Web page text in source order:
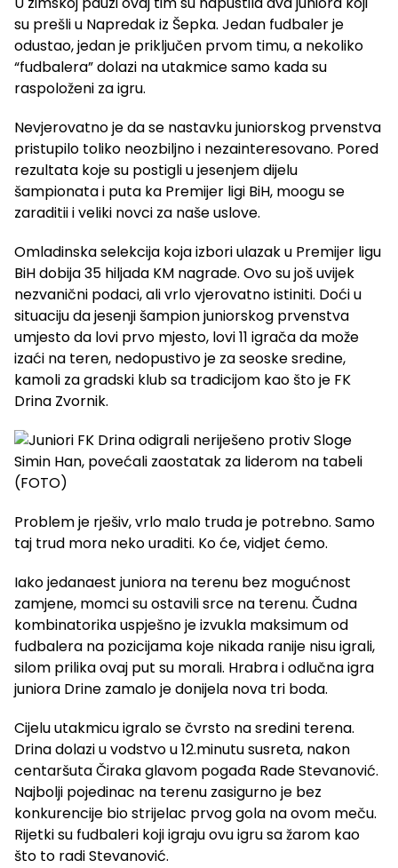
su prešli u Napredak iz Šepka. Jedan fudbaler je
odustao, jedan je priključen prvom timu, a nekoliko
“fudbalera” dolazi na utakmice samo kada su
raspoloženi za igru.
Nevjerovatno je da se nastavku juniorskog prvenstva
pristupilo toliko neozbiljno i nezainteresovano. Pored
rezultata koje su postigli u jesenjem dijelu
šampionata i puta ka Premijer ligi BiH, moogu se
zaraditii i veliki novci za naše uslove.
Omladinska selekcija koja izbori ulazak u Premijer ligu
BiH dobija 35 hiljada KM nagrade. Ovo su još uvijek
nezvanični podaci, ali vrlo vjerovatno istiniti. Doći u
situaciju da jesenji šampion juniorskog prvenstva
umjesto da lovi prvo mjesto, lovi 11 igrača da može
izaći na teren, nedopustivo je za seoske sredine,
kamoli za gradski klub sa tradicijom kao što je FK
Drina Zvornik.
Problem je rješiv, vrlo malo truda je potrebno. Samo
taj trud mora neko uraditi. Ko će, vidjet ćemo.
Iako jedanaest juniora na terenu bez mogućnost
zamjene, momci su ostavili srce na terenu. Čudna
kombinatorika uspješno je izvukla maksimum od
fudbalera na pozicijama koje nikada ranije nisu igrali,
silom prilika ovaj put su morali. Hrabra i odlučna igra
juniora Drine zamalo je donijela nova tri boda.
Cijelu utakmicu igralo se čvrsto na sredini terena.
Drina dolazi u vodstvo u 12.minutu susreta, nakon
centaršuta Čiraka glavom pogađa Rade Stevanović.
Najbolji pojedinac na terenu zasigurno je bez
konkurencije bio strijelac prvog gola na ovom meču.
Rijetki su fudbaleri koji igraju ovu igru sa žarom kao
što to radi Stevanović.